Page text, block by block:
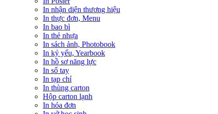
In nhận diện thương hiệu
In thực đơn, Menu
In bao bì
In thẻ nhựa
In sách ảnh, Photobook
In kỷ yếu, Yearbook
In hồ sơ năng lực
In sổ tay
In tạp chí
In thùng carton
Hộp carton lạnh
In hóa đơn